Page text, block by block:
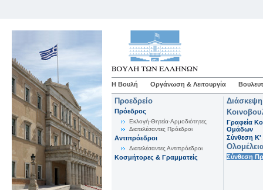
Η Βουλή Οργάνωση & Λειτουργία
Προεδρείο
Πρόεδρος
Εκλογή-Θητεία-Αρμοδιότητες
Διατελέσαντες Πρόεδροι
Αντιπρόεδροι
Διατελέσαντες Αντιπρόεδροι
Κοσμήτορες & Γραμματείς
Γραφεία
Ομάδων
Σύνθεση K'
Σύνθεση